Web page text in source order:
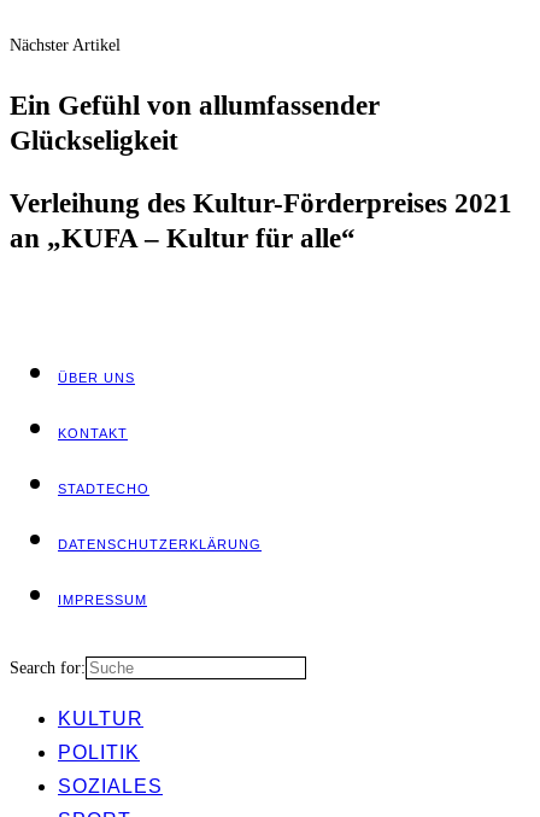
Nächster Artikel
Ein Gefühl von all­um­fas­sen­der
Glückseligkeit
Ver­lei­hung des Kul­tur-För­der­prei­ses 2021
an „KUFA – Kul­tur für alle“
ÜBER UNS
KON­TAKT
STADT­ECHO
DATEN­SCHUTZ­ER­KLÄ­RUNG
IMPRES­SUM
Search for:
KUL­TUR
POLI­TIK
SOZIA­LES